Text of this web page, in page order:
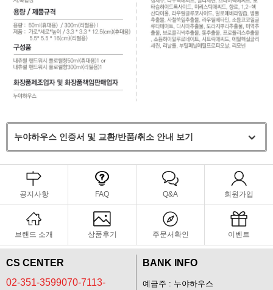
누야하우스 인증서 및 교환/반품/취소 안내 보기
공지사항 FAQ Q&A 회원가입
브랜드 소개 상품후기 주문서확인 이벤트
CS CENTER
02-351-3599070-7113-
BANK INFO
예금주 : 누야하우스